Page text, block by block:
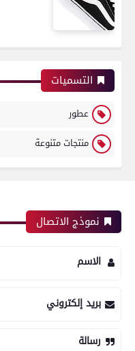
التسميات
عطور
منتجات متنوعة
نموذج الاتصال
الاسم
بريد إلكتروني
رسالة